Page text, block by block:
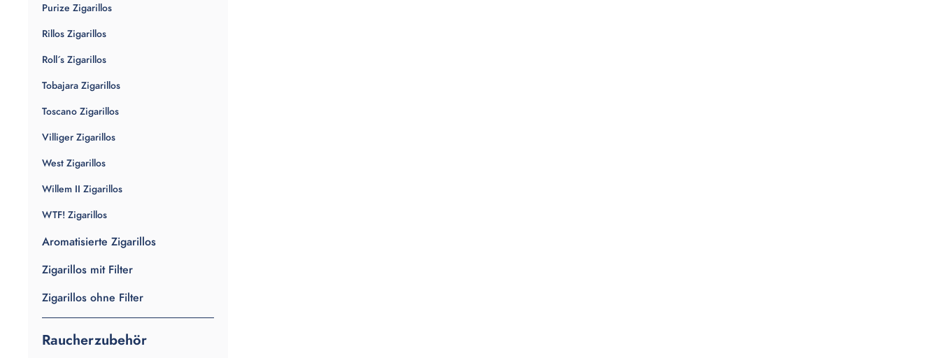
Purize Zigarillos
Rillos Zigarillos
Roll´s Zigarillos
Tobajara Zigarillos
Toscano Zigarillos
Villiger Zigarillos
West Zigarillos
Willem II Zigarillos
WTF! Zigarillos
Aromatisierte Zigarillos
Zigarillos mit Filter
Zigarillos ohne Filter
Raucherzubehör